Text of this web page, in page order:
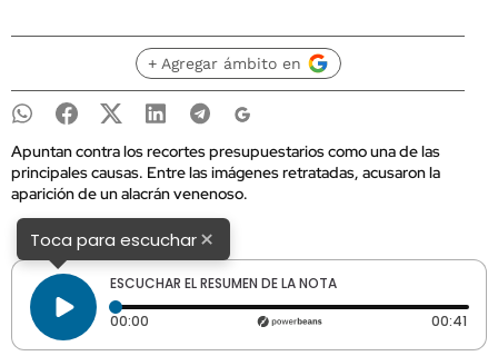
+ Agregar ámbito en
Apuntan contra los recortes presupuestarios como una de las
principales causas. Entre las imágenes retratadas, acusaron la
aparición de un alacrán venenoso.
Toca para escuchar×
ESCUCHAR EL RESUMEN DE LA NOTA
00:00 Tiempo transcurrido: 0 segundos 00:41